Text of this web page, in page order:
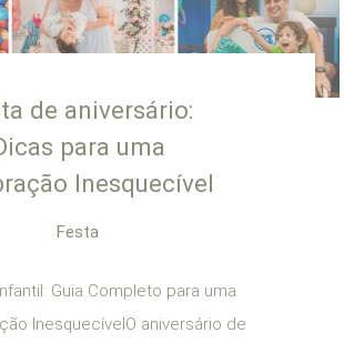
de aniversário:
para uma
Inesquecível
Festa
Guia Completo para uma
InesquecívelO aniversário de